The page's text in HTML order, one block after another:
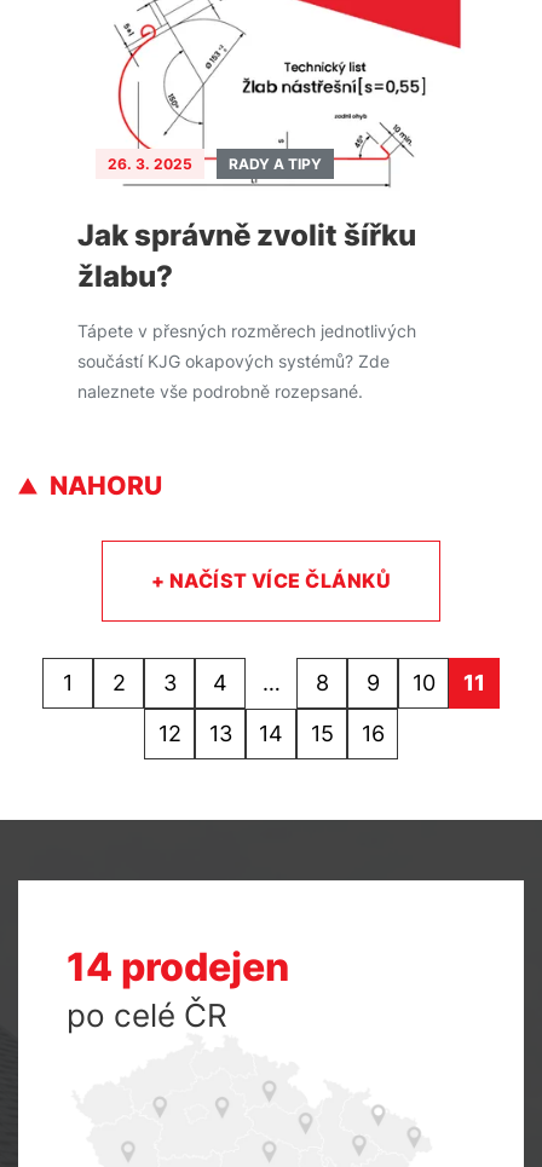
26. 3. 2025 RADY A TIPY
Jak správně zvolit šířku
žlabu?
Tápete v přesných rozměrech jednotlivých
součástí KJG okapových systémů? Zde
naleznete vše podrobně rozepsané.
NAHORU
+ NAČÍST VÍCE ČLÁNKŮ
1 2 3 4 … 8 9 10
11
12
13 14 15 16
14 prodejen
po celé ČR